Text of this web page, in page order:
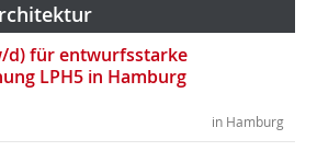
d) für entwurfsstarke
LPH5 in Hamburg
in Hamburg